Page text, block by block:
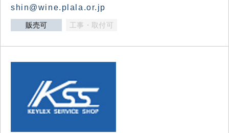
shin@wine.plala.or.jp
販売可 工事・取付可